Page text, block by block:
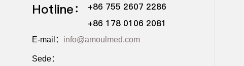
Hotline：
+86 755 2607 2286
+86 178 0106 2081
E-mail： info@amoulmed.com
Sede：